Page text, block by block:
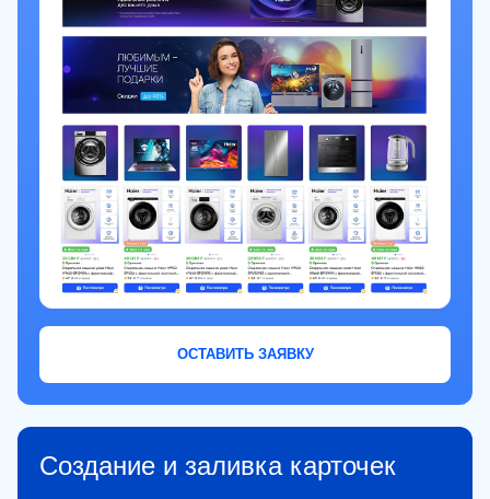
ОСТАВИТЬ ЗАЯВКУ
Создание и заливка карточек